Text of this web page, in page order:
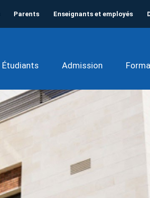
Parents Enseignants et employés
Étudiants Admission